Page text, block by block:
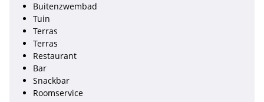
Buitenzwembad
Tuin
Terras
Terras
Restaurant
Bar
Snackbar
Roomservice